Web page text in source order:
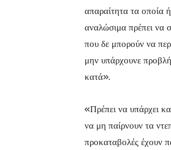
απαραίτητα τα οποία
αναλώσιμα πρέπει να
που δε μπορούν να
μην υπάρχουνε
κατά».
«Πρέπει να υπάρχει
να μη παίρνουν τα
προκαταβολές έχουν